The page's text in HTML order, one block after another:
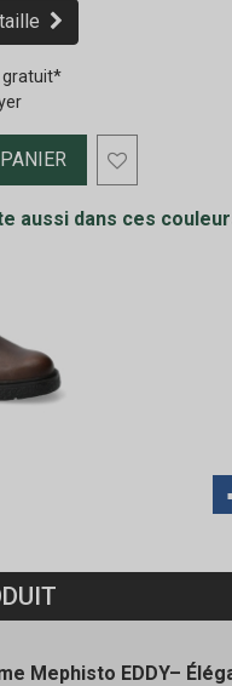
gratuit*
aussi dans ces
Mephisto EDDY–